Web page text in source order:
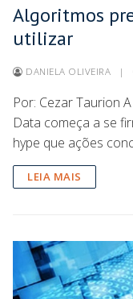
Algoritmos
utilizar
DANIELA OLIVEIRA |
Por: Cezar Taurion
Data começa a se
hype que ações
LEIA MAIS